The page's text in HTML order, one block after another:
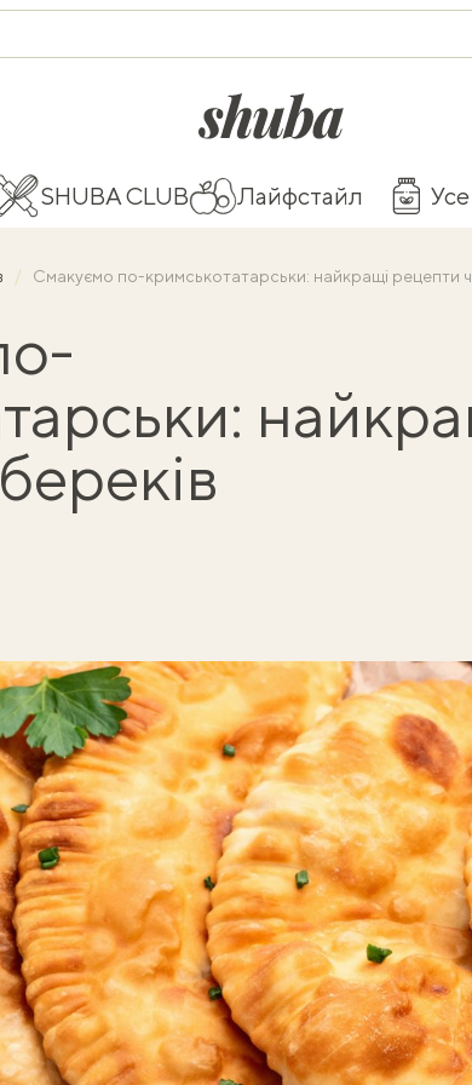
shuba.life
SHUBA CLUB Лайфстайл
Смакуємо по-кримськотатарськи: найкращі рецепти